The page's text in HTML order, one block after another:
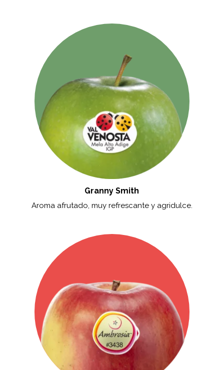
Granny Smith
Aroma afrutado, muy refrescante y agridulce.